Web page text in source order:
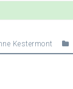
Kestermont